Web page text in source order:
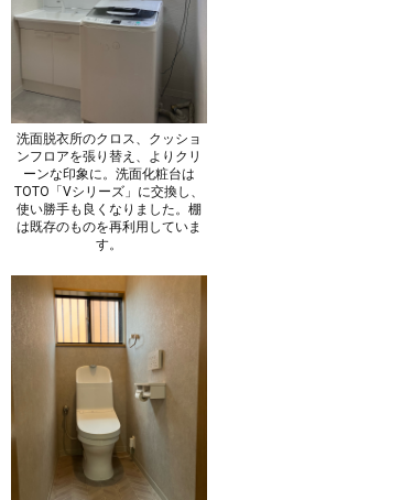
洗面脱衣所のクロス、クッショ
ンフロアを張り替え、よりクリ
ーンな印象に。洗面化粧台は
TOTO「Vシリーズ」に交換し、
使い勝手も良くなりました。棚
は既存のものを再利用していま
す。